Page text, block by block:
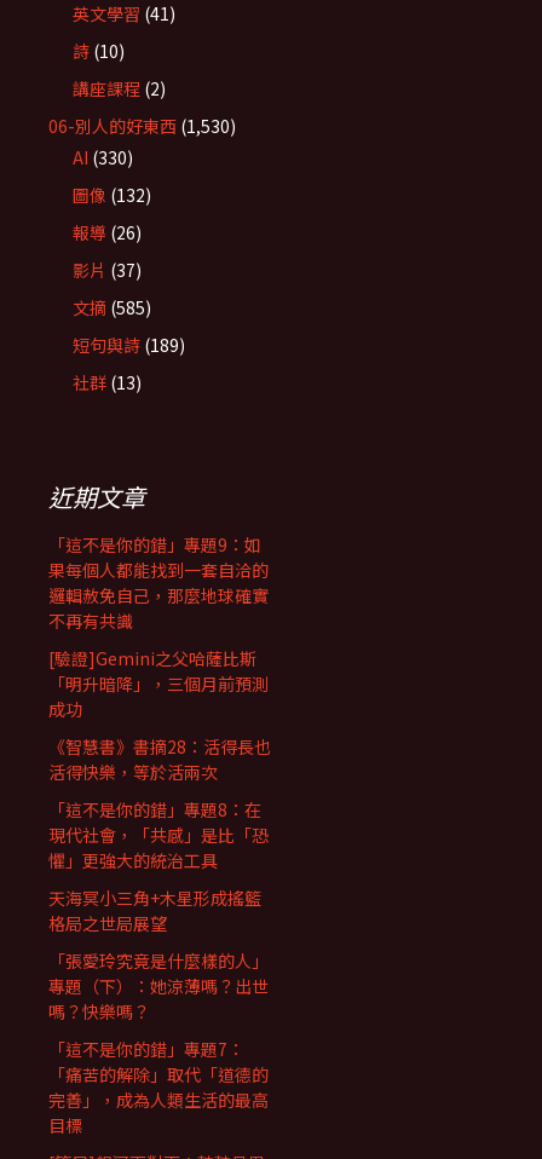
英文學習 (41)
詩 (10)
講座課程 (2)
06-別人的好東西 (1,530)
AI (330)
圖像 (132)
報導 (26)
影片 (37)
文摘 (585)
短句與詩 (189)
社群 (13)
近期文章
「這不是你的錯」專題9：如
果每個人都能找到一套自洽的
邏輯赦免自己，那麼地球確實
不再有共識
[驗證]Gemini之父哈薩比斯
「明升暗降」，三個月前預測
成功
《智慧書》書摘28：活得長也
活得快樂，等於活兩次
「這不是你的錯」專題8：在
現代社會，「共感」是比「恐
懼」更強大的統治工具
天海冥小三角+木星形成搖籃
格局之世局展望
「張愛玲究竟是什麼樣的人」
專題（下）：她涼薄嗎？出世
嗎？快樂嗎？
「這不是你的錯」專題7：
「痛苦的解除」取代「道德的
完善」，成為人類生活的最高
目標